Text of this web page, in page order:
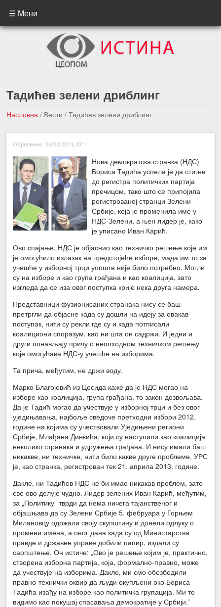
☰ Мени
Тадићев зелени дриблинг
Насловна / Вести/ Тадићев зелени дриблинг
←Претходна вест
Следећа вест →
Објављено: 26/02/2014, 07:11
Нова демократска странка (НДС)
Бориса Тадића успела је да стигне
до регистра политичких партија
пречицом, тако што се припојила
регистрованој странци Зелени
Србије, која је променила име у
НДС-Зелени, а њен лидер је, како
је уписано Иван Карић.
Ово спајање, НДС је објаснио као техничко решење које им
је омогућило излазак на предстојеће изборе, мада им то за
учешће у изборној трци уопште није било потребно. Могли
су на изборе и као група грађана и као коалиција, зато
изгледа да се иза овог поступка крије нека друга намера.
Представници фузионисаних странака нису се баш
претргли да објасне када су дошли на идеју за овакав
поступак, нити су рекли где су и када потписали
коалициони споразум, као ни шта он садржи. И једни и
други понављају причу о неопходном техничком решењу
које омогућава НДС-у учешће на изборима.
Та прича, међутим, не држи воду.
Марко Благојевић из Цесида каже да је НДС могао на
изборе као коалиција, група грађана, то закон дозвољава.
Да је Тадић могао да учествује у изборној трци и без овог
уједињавања, најбоље сведоче претходни избори 2012.
године на којима су учествовали Уједињени региони
Србије, Млађана Динкића, који су наступили као коалиција
неколико странака и удружења грађана. И нису имали баш
никакве, ни техничке, нити било какве друге проблеме. УРС
је, као странка, регистрован тек 21. априла 2013. године.
Дакле, ни Тадићев НДС не би имао никакав проблем, зато
све ово делује чудно. Лидер зелених Иван Карић, међутим,
за „Политику” тврди да нема ничега тајанственог и
објашњава да су Зелени Србије 5. фебруара у Горњем
Милановцу одржали своју скупштину и донели одлуку о
промени имена, а оног дана када су од Министарства
правде и државне управе добили папир, издали су
саопштење. Он истиче: „Ово је решење којим је, практично,
створена изборна партија, која, формално-правно, може
да учествује на изборима. Дакле, ми смо обезбедили
правно-технички оквир да људи окупљени око Бориса
Тадића изађу на изборе као политичка групација. Ми то
видимо као покушај спасавања демократије у Србији.”